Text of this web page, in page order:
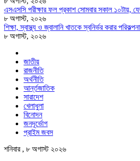
এসএসসি পরীক্ষার ফল প্রকাশ সোমবার সকাল ১০টায়,
৮ অগাস্ট, ২০২৬
শিক্ষা, স্বাস্থ্য ও জ্বালানি খাতকে স্বনির্ভর করার
৮ অগাস্ট, ২০২৬
জাতীয়
রাজনীতি
অর্থনীতি
আর্ন্তজাতিক
সারাদেশ
খেলাধুলা
বিনোদন
জনদূর্ভোগ
প্রাইম জবস
শনিবার , ৮ অগাস্ট ২০২৬